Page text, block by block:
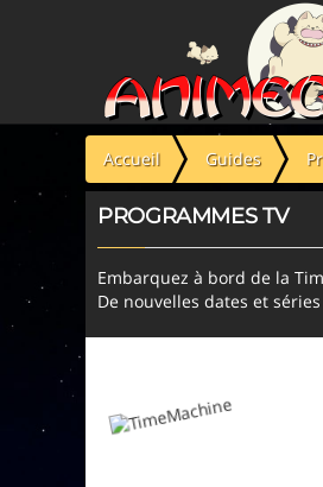
Accueil Guides
PROGRAMMES TV
Embarquez à bord de la
De nouvelles dates et